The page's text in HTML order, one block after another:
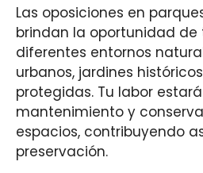
Las oposiciones en
brindan la oportunidad de
diferentes entornos
urbanos, jardines
protegidas. Tu labor
mantenimiento y
espacios, contribuyendo
preservación.